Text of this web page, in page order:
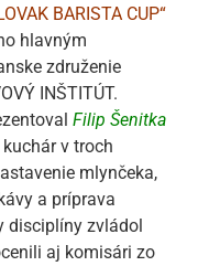
BARISTA CUP“
hlavným
združenie
INŠTITÚT.
Filip Šenitka
v troch
mlynčeka,
a príprava
disciplíny zvládol
aj komisári zo